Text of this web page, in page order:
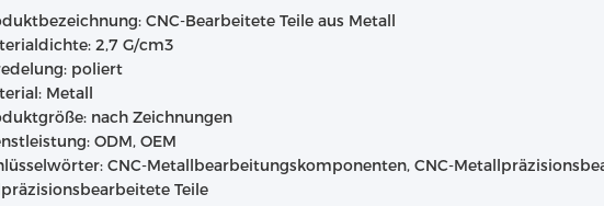
CNC-Bearbeitete Teile aus Metall
2,7 G/cm3
poliert
Metall
nach Zeichnungen
ODM, OEM
CNC-Metallbearbeitungskomponenten, CNC-
Teile